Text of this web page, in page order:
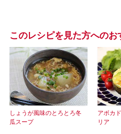
このレシピを見た方へのお
しょうが風味のとろとろ冬
瓜スープ
アボカ
リア